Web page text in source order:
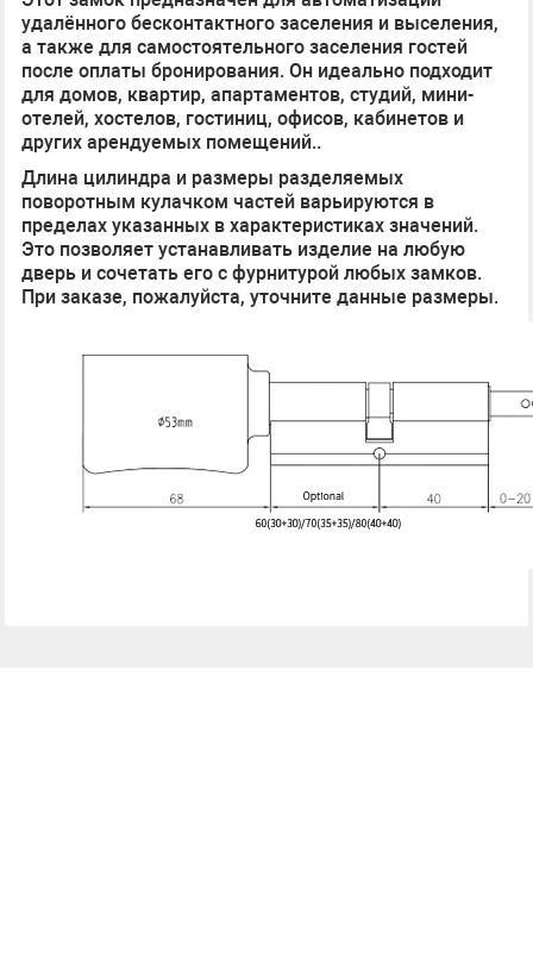
удалённого бесконтактного заселения и выселения,
а также для самостоятельного заселения гостей
после оплаты бронирования. Он идеально подходит
для домов, квартир, апартаментов, студий, мини-
отелей, хостелов, гостиниц, офисов, кабинетов и
других арендуемых помещений..
Длина цилиндра и размеры разделяемых
поворотным кулачком частей варьируются в
пределах указанных в характеристиках значений.
Это позволяет устанавливать изделие на любую
дверь и сочетать его с фурнитурой любых замков.
При заказе, пожалуйста, уточните данные размеры.